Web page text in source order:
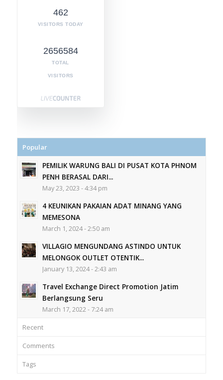
462
VISITORS TODAY
2656584
TOTAL
VISITORS
Popular
PEMILIK WARUNG BALI DI PUSAT KOTA PHNOM
PENH BERASAL DARI...
May 23, 2023 - 4:34 pm
4 KEUNIKAN PAKAIAN ADAT MINANG YANG
MEMESONA
March 1, 2024 - 2:50 am
VILLAGIO MENGUNDANG ASTINDO UNTUK
MELONGOK OUTLET OTENTIK...
January 13, 2024 - 2:43 am
Travel Exchange Direct Promotion Jatim
Berlangsung Seru
March 17, 2022 - 7:24 am
Recent
Comments
Tags